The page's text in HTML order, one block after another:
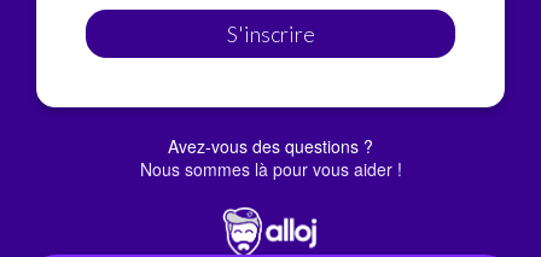
S'inscrire
Avez-vous des questions ?
Nous sommes là pour vous aider !